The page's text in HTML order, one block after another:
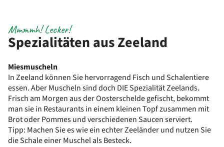
Spezialitäten aus Zeeland
Mmmmh! Lecker!
Miesmuscheln
In Zeeland können Sie hervorragend Fisch und Schalentiere
essen. Aber Muscheln sind doch DIE Spezialität Zeelands.
Frisch am Morgen aus der Oosterschelde gefischt, bekommt
man sie in Restaurants in einem kleinen Topf zusammen mit
Brot oder Pommes und verschiedenen Saucen serviert.
Tipp: Machen Sie es wie ein echter Zeeländer und nutzen Sie
die Schale einer Muschel als Besteck.